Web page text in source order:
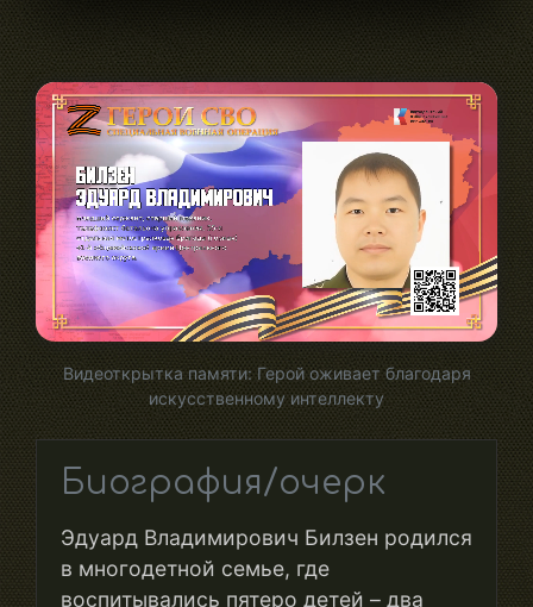
Видеоткрытка памяти: Герой оживает благодаря
искусственному интеллекту
Биография/очерк
Эдуард Владимирович Билзен родился
в многодетной семье, где
воспитывались пятеро детей – два